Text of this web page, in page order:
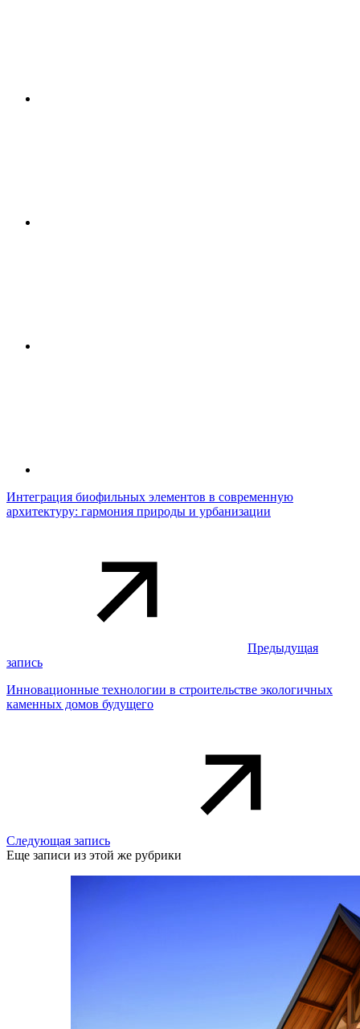
Интеграция биофильных элементов в современную
архитектуру: гармония природы и урбанизации
Предыдущая
запись
Инновационные технологии в строительстве экологичных
каменных домов будущего
Следующая запись
Еще записи из этой же рубрики